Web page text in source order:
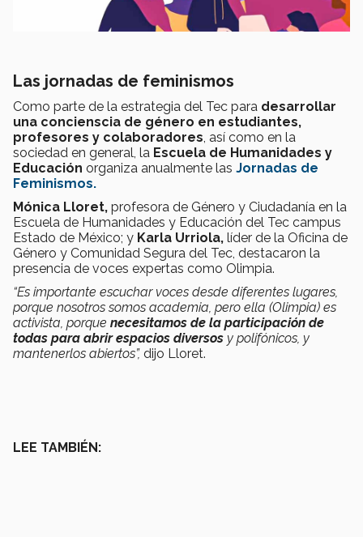
Las jornadas de feminismos
Como parte de la estrategia del Tec para desarrollar
una concienscia de género en estudiantes,
profesores y colaboradores , así como en la
sociedad en general, la Escuela de Humanidades y
Educación organiza anualmente las Jornadas de
Feminismos.
Mónica Lloret, profesora de Género y Ciudadanía en la
Escuela de Humanidades y Educación del Tec campus
Estado de México; y Karla Urriola, líder de la Oficina de
Género y Comunidad Segura del Tec, destacaron la
presencia de voces expertas como Olimpia.
“Es importante escuchar voces desde diferentes lugares,
porque nosotros somos academia, pero ella (Olimpia) es
activista, porque necesitamos de la participación de
todas para abrir espacios diversos y polifónicos, y
mantenerlos abiertos”, dijo Lloret.
LEE TAMBIÉN: